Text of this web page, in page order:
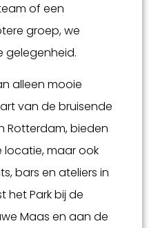
of een
groep, we
gelegenheid.
alleen mooie
van de bruisende
Rotterdam, bieden
locatie, maar ook
bars en ateliers in
het Park bij de
Maas en aan de